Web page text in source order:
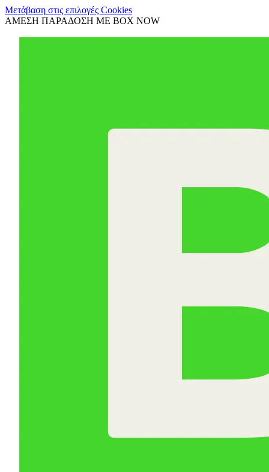
Μετάβαση στις επιλογές Cookies
ΑΜΕΣΗ ΠΑΡΑΔΟΣΗ ΜΕ BOX NOW